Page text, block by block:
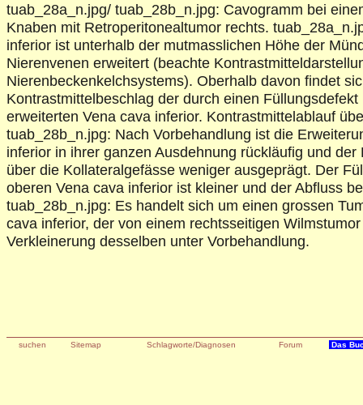
tuab_28a_n.jpg/ tuab_28b_n.jpg: Cavogramm bei
Knaben mit Retroperitonealtumor rechts.
inferior ist unterhalb der mutmasslichen Höhe der
Nierenvenen erweitert (beachte
Nierenbeckenkelchsystems). Oberhalb davon findet
Kontrastmittelbeschlag der durch einen Füllungsdefekt
erweiterten Vena cava inferior. Kontrastmittelablauf
tuab_28b_n.jpg: Nach Vorbehandlung ist die
inferior in ihrer ganzen Ausdehnung rückläufig und
über die Kollateralgefässe weniger ausgeprägt. Der
oberen Vena cava inferior ist kleiner und der Abfluss
tuab_28b_n.jpg: Es handelt sich um einen grossen
cava inferior, der von einem rechtsseitigen
Verkleinerung desselben unter Vorbehandlung.